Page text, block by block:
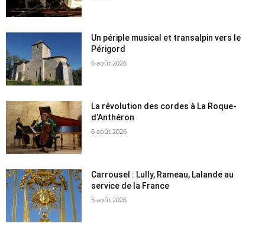
Un périple musical et transalpin vers le
Périgord
6 août 2026
La révolution des cordes à La Roque-
d’Anthéron
6 août 2026
Carrousel : Lully, Rameau, Lalande au
service de la France
5 août 2026